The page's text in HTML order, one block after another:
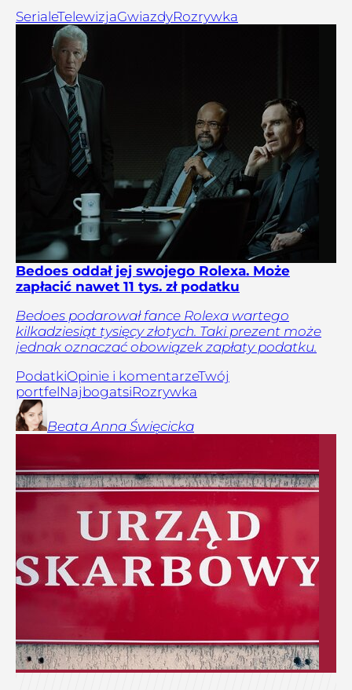
SerialeTelewizjaGwiazdyRozrywka
Bedoes oddał jej swojego Rolexa. Może
zapłacić nawet 11 tys. zł podatku
Bedoes podarował fance Rolexa wartego
kilkadziesiąt tysięcy złotych. Taki prezent może
jednak oznaczać obowiązek zapłaty podatku.
PodatkiOpinie i komentarzeTwój
portfelNajbogatsiRozrywka
Beata Anna Święcicka